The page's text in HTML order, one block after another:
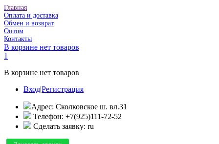
Главная
Оплата и доставка
Обмен и возврат
Оптом
Контакты
В корзине нет товаров
1
В корзине нет товаров
Вход|Регистрация
Адрес: Сколковское ш. вл.31
Телефон: +7(925)111-72-52
Сделать заявку: ru